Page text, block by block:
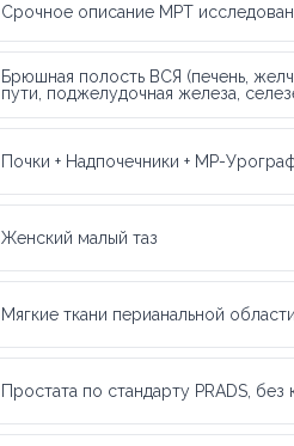
Срочное описание МРТ
Брюшная полость ВСЯ (печень,
пути, поджелудочная железа,
Почки + Надпочечники + МР-
Женский малый таз
Мягкие ткани перианальной области
Простата по стандарту PRADS, без